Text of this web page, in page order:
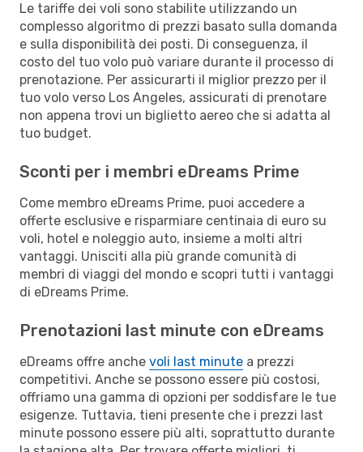
Le tariffe dei voli sono stabilite utilizzando un
complesso algoritmo di prezzi basato sulla domanda
e sulla disponibilità dei posti. Di conseguenza, il
costo del tuo volo può variare durante il processo di
prenotazione. Per assicurarti il miglior prezzo per il
tuo volo verso Los Angeles, assicurati di prenotare
non appena trovi un biglietto aereo che si adatta al
tuo budget.
Sconti per i membri eDreams Prime
Come membro eDreams Prime, puoi accedere a
offerte esclusive e risparmiare centinaia di euro su
voli, hotel e noleggio auto, insieme a molti altri
vantaggi. Unisciti alla più grande comunità di
membri di viaggi del mondo e scopri tutti i vantaggi
di eDreams Prime.
Prenotazioni last minute con eDreams
eDreams offre anche voli last minute a prezzi
competitivi. Anche se possono essere più costosi,
offriamo una gamma di opzioni per soddisfare le tue
esigenze. Tuttavia, tieni presente che i prezzi last
minute possono essere più alti, soprattutto durante